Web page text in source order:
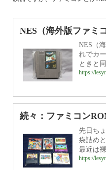
NES（海外版ファミ
NES（
れでカ
ときと
https://
続々：ファミコン
先日ち
袋詰め
最近は
https://